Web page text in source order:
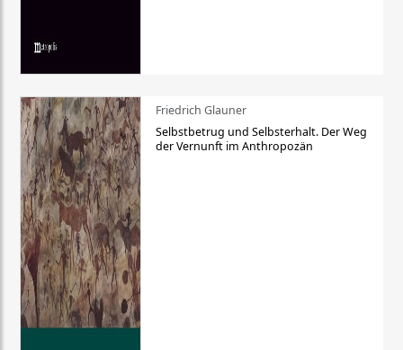
Friedrich Glauner
Selbstbetrug und Selbsterhalt. Der Weg
der Vernunft im Anthropozän